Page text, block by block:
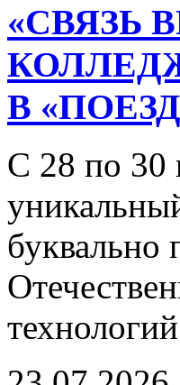
«СВЯЗЬ
В
С 28 по 30
буквально